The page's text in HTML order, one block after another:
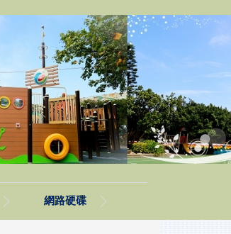
網路硬碟